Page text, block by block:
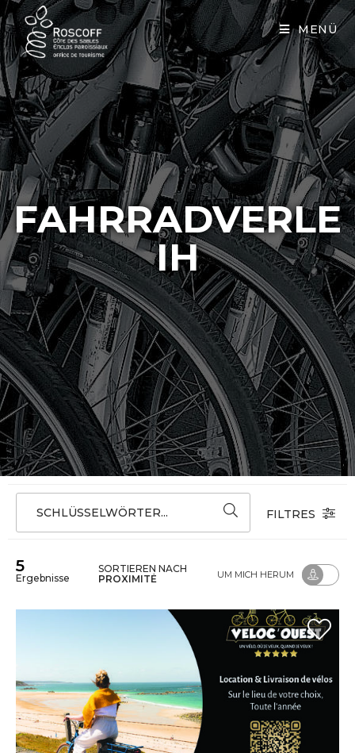
MENÜ
FAHRRADVERLE
IH
SCHLÜSSELWÖRTER... FILTRES
5
Ergebnisse
SORTIEREN NACH
PROXIMITÉ
UM MICH HERUM
Cookies management panel